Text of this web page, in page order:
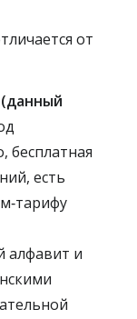
от
бесплатная
есть
алфавит и